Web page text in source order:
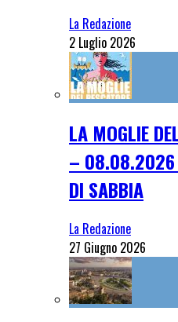
La Redazione
2 Luglio 2026
LA MOGLIE
– 08.08.2026
DI SABBIA
La Redazione
27 Giugno 2026